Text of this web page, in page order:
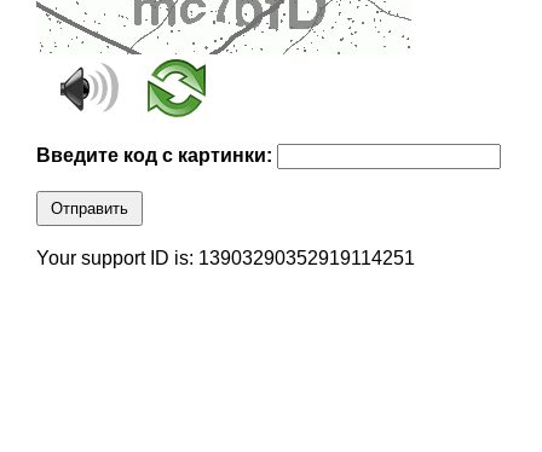
Введите код с картинки:
Отправить
Your support ID is: 13903290352919114251